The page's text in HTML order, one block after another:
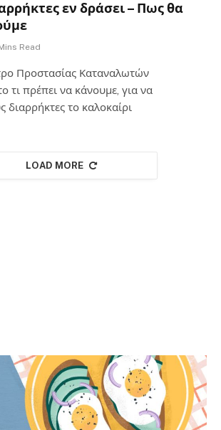
εν δράσει – Πως θα
Read
Προστασίας Καταναλωτών
τι πρέπει να κάνουμε, για να
το καλοκαίρι
LOAD MORE